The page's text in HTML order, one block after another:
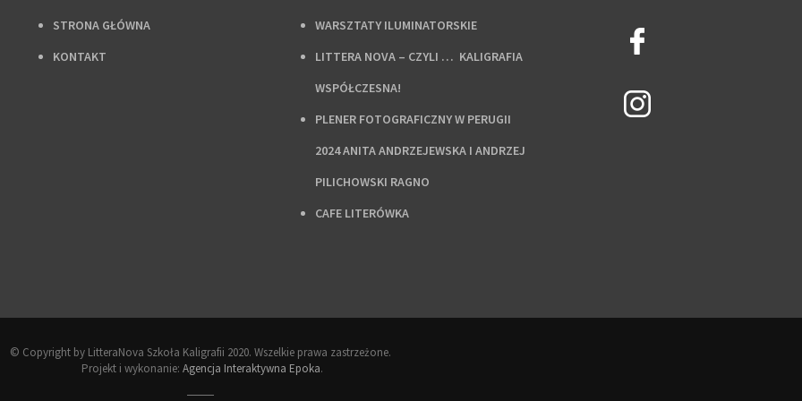
STRONA GŁÓWNA
KONTAKT
WARSZTATY ILUMINATORSKIE
LITTERA NOVA – CZYLI … KALIGRAFIA
WSPÓŁCZESNA!
PLENER FOTOGRAFICZNY W PERUGII
2024 ANITA ANDRZEJEWSKA I ANDRZEJ
PILICHOWSKI RAGNO
CAFE LITERÓWKA
© Copyright by LitteraNova Szkoła Kaligrafii 2020. Wszelkie prawa zastrzeżone.
Projekt i wykonanie: Agencja Interaktywna Epoka.